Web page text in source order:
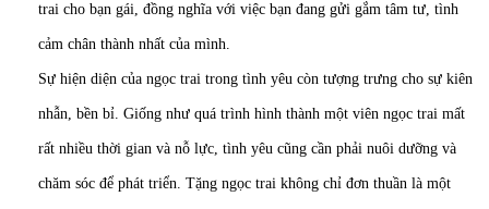
trai cho bạn gái, đồng nghĩa với việc bạn đang gửi gắm tâm tư, tình
cảm chân thành nhất của mình.
Sự hiện diện của ngọc trai trong tình yêu còn tượng trưng cho sự kiên
nhẫn, bền bỉ. Giống như quá trình hình thành một viên ngọc trai mất
rất nhiều thời gian và nỗ lực, tình yêu cũng cần phải nuôi dưỡng và
chăm sóc để phát triển. Tặng ngọc trai không chỉ đơn thuần là một